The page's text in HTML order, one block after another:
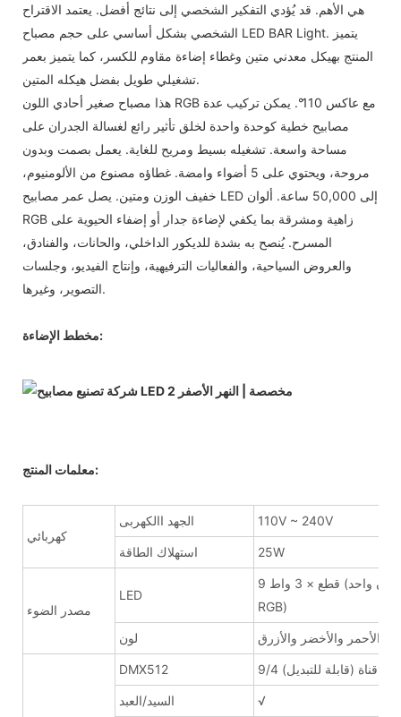
هي الأهم. قد يُؤدي التفكير الشخصي إلى نتائج أفضل. يعتمد الاقتراح
الشخصي بشكل أساسي على حجم مصباح LED BAR Light. يتميز
المنتج بهيكل معدني متين وغطاء إضاءة مقاوم للكسر، كما يتميز بعمر
تشغيلي طويل بفضل هيكله المتين.
هذا مصباح صغير أحادي اللون RGB مع عاكس 110°. يمكن تركيب عدة
مصابيح خطية كوحدة واحدة لخلق تأثير رائع لغسالة الجدران على
مساحة واسعة. تشغيله بسيط ومريح للغاية. يعمل بصمت وبدون
مروحة، ويحتوي على 5 أضواء وامضة. غطاؤه مصنوع من الألومنيوم،
خفيف الوزن ومتين. يصل عمر مصابيح LED إلى 50,000 ساعة. ألوان
RGB زاهية ومشرقة بما يكفي لإضاءة جدار أو إضفاء الحيوية على
المسرح. يُنصح به بشدة للديكور الداخلي، والحانات، والفنادق،
والعروض السياحية، والفعاليات الترفيهية، وإنتاج الفيديو، وجلسات
التصوير، وغيرها.
مخطط الإضاءة:
معلمات المنتج:
كهربائي
الجهد االكهربى 110V ~ 240V
استهلاك الطاقة 25W
مصدر الضوء
LED
9 قطع × 3 واط (لون واحد
RGB)
لون الأحمر والأخضر والأزرق
DMX512 9/4 قناة (قابلة للتبديل)
السيد/العبد √